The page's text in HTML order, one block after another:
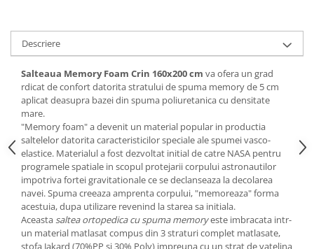
Mobila camera copii
Saltele patuturi copii
Paturi copii
Masa si scaune gradinita
Seturi comode living si dormitor
Descriere
Salteaua Memory Foam Crin 160x200 cm va ofera un grad
rdicat de confort datorita stratului de spuma memory de 5 cm
aplicat deasupra bazei din spuma poliuretanica cu densitate
mare.
"Memory foam" a devenit un material popular in productia
saltelelor datorita caracteristicilor speciale ale spumei vasco-
elastice. Materialul a fost dezvoltat initial de catre NASA pentru
programele spatiale in scopul protejarii corpului astronautilor
impotriva fortei gravitationale ce se declanseaza la decolarea
navei. Spuma creeaza amprenta corpului, "memoreaza" forma
acestuia, dupa utilizare revenind la starea sa initiala.
Aceasta saltea ortopedica cu spuma memoryeste imbracata intr-
un material matlasat compus din 3 straturi complet matlasate,
stofa Jakard (70%PP si 30% Poly) impreuna cu un strat de vatelina